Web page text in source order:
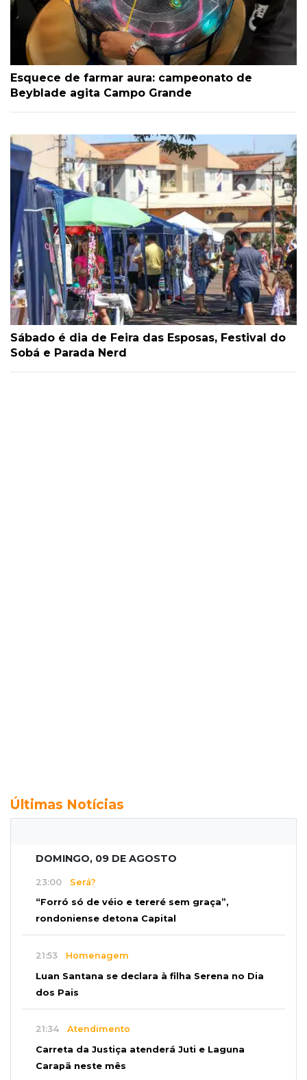
Esquece de farmar aura: campeonato de
Beyblade agita Campo Grande
Sábado é dia de Feira das Esposas, Festival do
Sobá e Parada Nerd
Últimas Notícias
DOMINGO, 09 DE AGOSTO
23:00 Será?
“Forró só de véio e tereré sem graça”,
rondoniense detona Capital
21:53 Homenagem
Luan Santana se declara à filha Serena no Dia
dos Pais
21:34 Atendimento
Carreta da Justiça atenderá Juti e Laguna
Carapã neste mês